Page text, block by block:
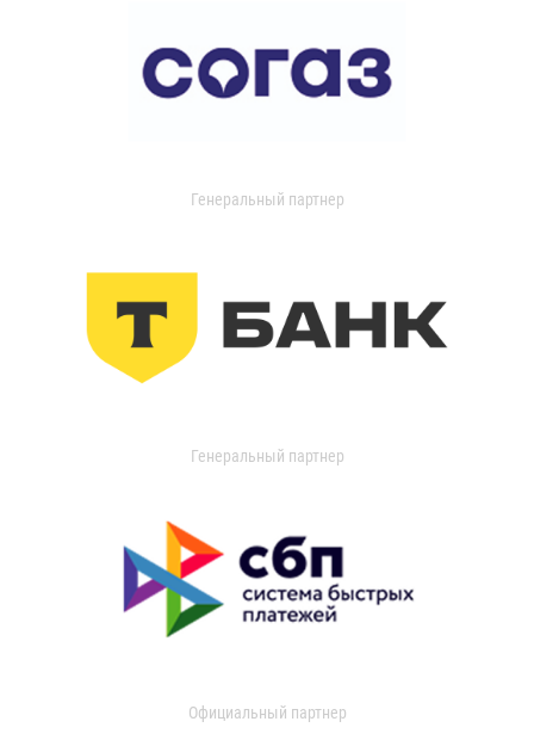
Генеральный партнер
Генеральный партнер
Официальный партнер